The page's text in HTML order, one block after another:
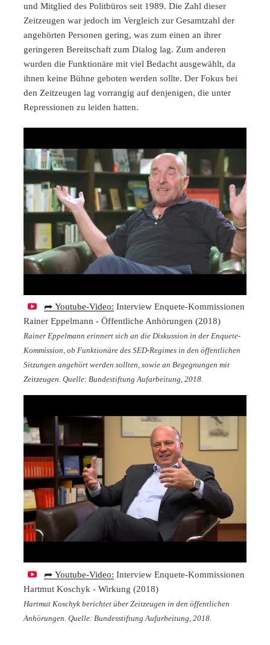
und Mitglied des Politbüros seit 1989. Die Zahl dieser
Zeitzeugen war jedoch im Vergleich zur Gesamtzahl der
angehörten Personen gering, was zum einen an ihrer
geringeren Bereitschaft zum Dialog lag. Zum anderen
wurden die Funktionäre mit viel Bedacht ausgewählt, da
ihnen keine Bühne geboten werden sollte. Der Fokus bei
den Zeitzeugen lag vorrangig auf denjenigen, die unter
Repressionen zu leiden hatten.
⮫ Youtube-Video: Interview Enquete-Kommissionen
Rainer Eppelmann - Öffentliche Anhörungen (2018)
Rainer Eppelmann erinnert sich an die Diskussion in der Enquete-
Kommission, ob Funktionäre des SED-Regimes in den öffentlichen
Sitzungen angehört werden sollten, sowie an Begegnungen mit
Zeitzeugen. Quelle: Bundestiftung Aufarbeitung, 2018.
⮫ Youtube-Video: Interview Enquete-Kommissionen
Hartmut Koschyk - Wirkung (2018)
Hartmut Koschyk berichtet über Zeitzeugen in den öffentlichen
Anhörungen. Quelle: Bundesstiftung Aufarbeitung, 2018.